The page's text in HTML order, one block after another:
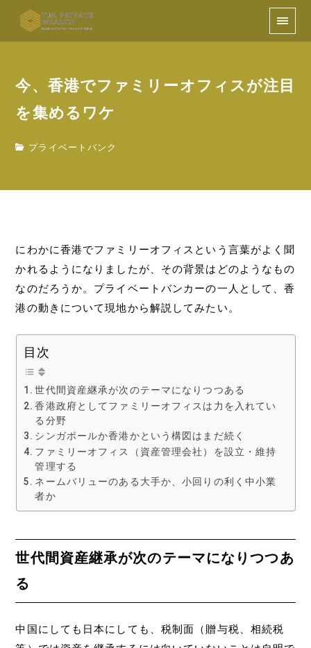
今、香港でファミリーオフィスが注目
を集めるワケ
プライベートバンク
にわかに香港でファミリーオフィスという言葉がよく聞
かれるようになりましたが、その背景はどのようなもの
なのだろうか。プライベートバンカーの一人として、香
港の動きについて現地から解説してみたい。
目次
世代間資産継承が次のテーマになりつつある
香港政府としてファミリーオフィスは力を入れてい
る分野
シンガポールか香港かという構図はまだ続く
ファミリーオフィス（資産管理会社）を設立・維持
管理する
ネームバリューのある大手か、小回りの利く中小業
者か
世代間資産継承が次のテーマになりつつあ
る
中国にしても日本にしても、税制面（贈与税、相続税